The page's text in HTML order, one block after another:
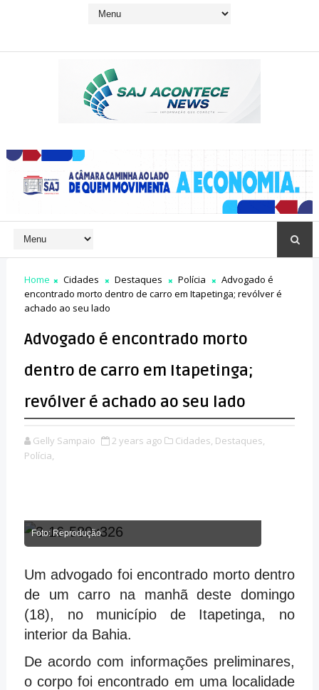
Home Cidades Destaques Polícia
Advogado é
encontrado morto dentro de carro em Itapetinga; revólver é
achado ao seu lado
Advogado é encontrado morto
dentro de carro em Itapetinga;
revólver é achado ao seu lado
Gelly Sampaio 2 years ago Cidades, Destaques,
Polícia,
Foto: Reprodução
Um advogado foi encontrado morto dentro
de um carro na manhã deste domingo
(18), no município de Itapetinga, no
interior da Bahia.
De acordo com informações preliminares,
o corpo foi encontrado em uma localidade